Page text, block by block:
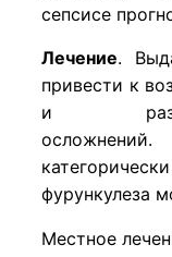
сепсисе
Лечение.
привести к
и
фурункулеза
Местное